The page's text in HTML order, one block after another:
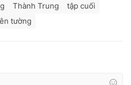
hình Việt Nam
và báo điện tử số 483/GP-BTTTT
Thành Trung
tập cuối
tường